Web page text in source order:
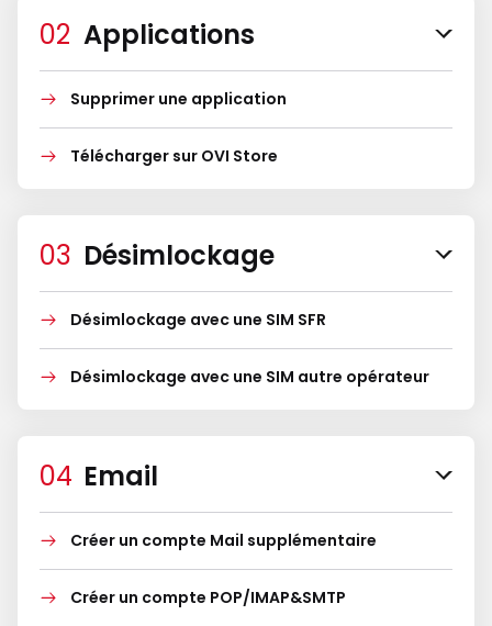
Applications
Supprimer une application
Télécharger sur OVI Store
Désimlockage
Désimlockage avec une SIM SFR
Désimlockage avec une SIM autre opérateur
Email
Créer un compte Mail supplémentaire
Créer un compte POP/IMAP&SMTP